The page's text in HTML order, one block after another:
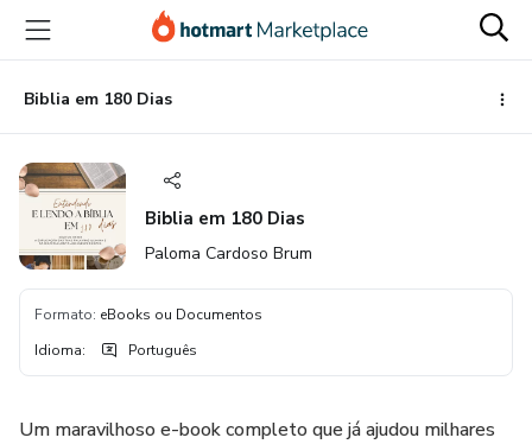
para
conteúdo
principal
para
pagamento
para
rodapéBiblia em 180 Dias
Biblia em 180 Dias
Paloma Cardoso Brum
Formato: eBooks ou Documentos
Idioma: Português
Um maravilhoso e-book completo que já ajudou milhares